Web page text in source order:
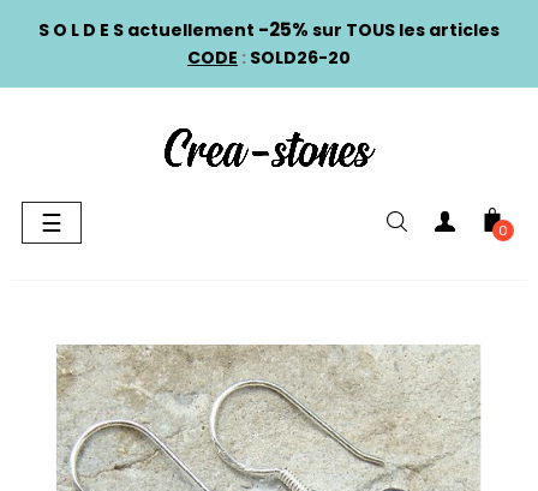
S O L D E S actuellement -25% sur TOUS les articles
CODE : SOLD26-20
Basculer
la
☰ 0